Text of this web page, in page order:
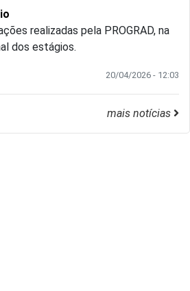
realizadas pela PROGRAD, na
dos estágios.
20/04/2026 - 12:03
mais notícias